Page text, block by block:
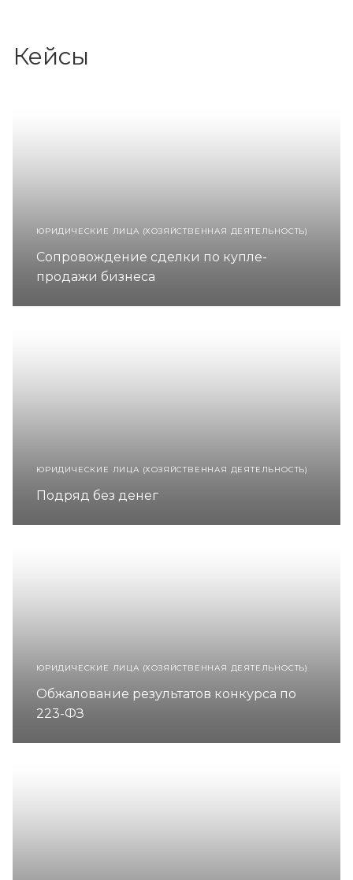
Кейсы
ЮРИДИЧЕСКИЕ ЛИЦА (ХОЗЯЙСТВЕННАЯ ДЕЯТЕЛЬНОСТЬ)
Сопровождение сделки по купле-
продажи бизнеса
ЮРИДИЧЕСКИЕ ЛИЦА (ХОЗЯЙСТВЕННАЯ ДЕЯТЕЛЬНОСТЬ)
Подряд без денег
ЮРИДИЧЕСКИЕ ЛИЦА (ХОЗЯЙСТВЕННАЯ ДЕЯТЕЛЬНОСТЬ)
Обжалование результатов конкурса по
223-ФЗ